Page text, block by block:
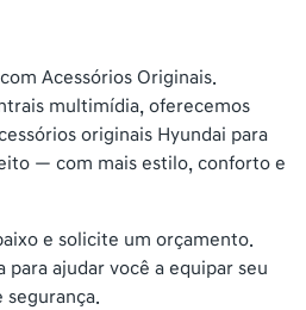
Acessórios Originais.
multimídia, oferecemos
originais Hyundai para
— com mais estilo, conforto e
e solicite um orçamento.
para ajudar você a equipar seu
segurança.